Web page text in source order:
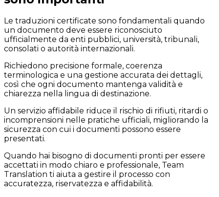
Le traduzioni certificate sono fondamentali quando
un documento deve essere riconosciuto
ufficialmente da enti pubblici, università, tribunali,
consolati o autorità internazionali.
Richiedono precisione formale, coerenza
terminologica e una gestione accurata dei dettagli,
così che ogni documento mantenga validità e
chiarezza nella lingua di destinazione.
Un servizio affidabile riduce il rischio di rifiuti, ritardi o
incomprensioni nelle pratiche ufficiali, migliorando la
sicurezza con cui i documenti possono essere
presentati.
Quando hai bisogno di documenti pronti per essere
accettati in modo chiaro e professionale, Team
Translation ti aiuta a gestire il processo con
accuratezza, riservatezza e affidabilità.